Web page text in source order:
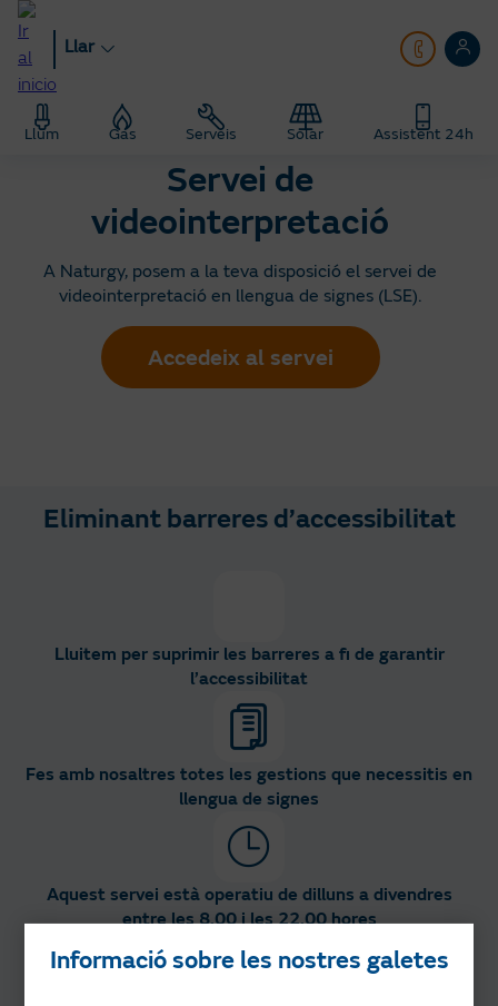
Anar
contingut
principal
Llar
Llum Gas Serveis Solar Assistent 24h
Llar Servei de videointerpretació
Servei de
videointerpretació
A Naturgy, posem a la teva disposició el servei de
videointerpretació en llengua de signes (LSE).
Accedeix al servei
Eliminant barreres d’accessibilitat
Lluitem per suprimir les barreres a fi de garantir
l’accessibilitat
Fes amb nosaltres totes les gestions que necessitis en
llengua de signes
Aquest servei està operatiu de dilluns a divendres
entre les 8.00 i les 22.00 hores
Informació sobre les nostres galetes